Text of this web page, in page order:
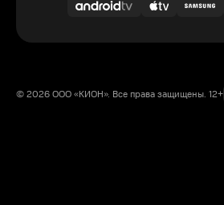
© 2026 ООО «КИОН». Все права защищены. 12+